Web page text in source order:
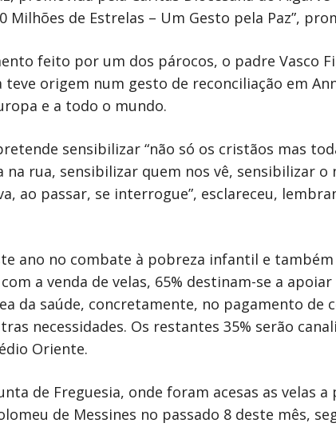
Milhões de Estrelas – Um Gesto pela Paz”,
feito por um dos párocos, o padre Vasco
origem num gesto de reconciliação em
e a todo o mundo.
sensibilizar “não só os cristãos mas
na rua, sensibilizar quem nos vê, sensibilizar o
ao passar, se interrogue”, esclareceu,
ano no combate à pobreza infantil e
a venda de velas, 65% destinam-se a
da saúde, concretamente, no pagamento de
necessidades. Os restantes 35% serão
Oriente.
de Freguesia, onde foram acesas as velas a
de Messines no passado 8 deste mês,